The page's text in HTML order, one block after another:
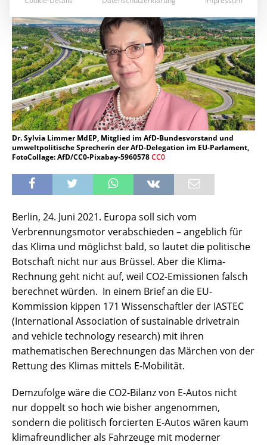
Dr. Sylvia Limmer MdEP, Mitglied im AfD-Bundesvorstand und
umweltpolitische Sprecherin der AfD-Delegation im EU-Parlament,
FotoCollage: AfD/CC0-Pixabay-5960578CC0
Berlin, 24. Juni 2021. Europa soll sich vom
Verbrennungsmotor verabschieden – angeblich für
das Klima und möglichst bald, so lautet die politische
Botschaft nicht nur aus Brüssel. Aber die Klima-
Rechnung geht nicht auf, weil CO2-Emissionen falsch
berechnet würden. In einem Brief an die EU-
Kommission kippen 171 Wissenschaftler der IASTEC
(International Association of sustainable drivetrain
and vehicle technology research) mit ihren
mathematischen Berechnungen das Märchen von der
Rettung des Klimas mittels E-Mobilität.
Demzufolge wäre die CO2-Bilanz von E-Autos nicht
nur doppelt so hoch wie bisher angenommen,
sondern die politisch forcierten E-Autos wären kaum
klimafreundlicher als Fahrzeuge mit moderner